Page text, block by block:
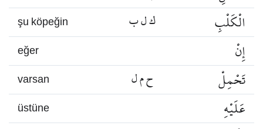
şu köpeğin ك ل ب الْكَلْبِ
eğer إِنْ
varsan ح م ل تَحْمِلْ
üstüne عَلَيْهِ